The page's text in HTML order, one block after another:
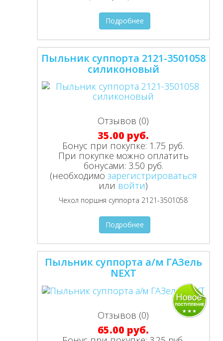
Подробнее
Пыльник суппорта 2121-3501058
силиконовый
Отзывов (0)
35.00 руб.
Бонус при покупке: 1.75 руб.
При покупке можно оплатить
бонусами: 3.50 руб.
(необходимо зарегистрироваться
или войти)
Чехол поршня суппорта 2121-3501058
Подробнее
Пыльник суппорта а/м ГАЗель
NEXT
Отзывов (0)
65.00 руб.